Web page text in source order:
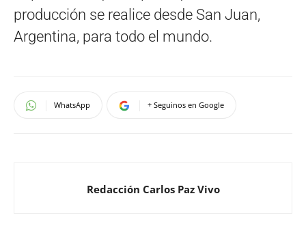
producción se realice desde San Juan,
Argentina, para todo el mundo.
WhatsApp + Seguinos en Google
Redacción Carlos Paz Vivo